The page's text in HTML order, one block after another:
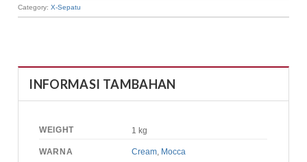
Category:X-Sepatu
INFORMASI TAMBAHAN
WEIGHT 1 kg
WARNA Cream Mocca